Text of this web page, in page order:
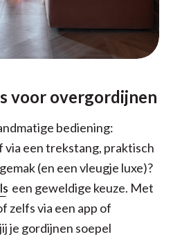
voor overgordijnen
bediening:
via een trekstang, praktisch
(en een vleugje luxe)?
een geweldige keuze. Met
zelfs via een app of
je gordijnen soepel